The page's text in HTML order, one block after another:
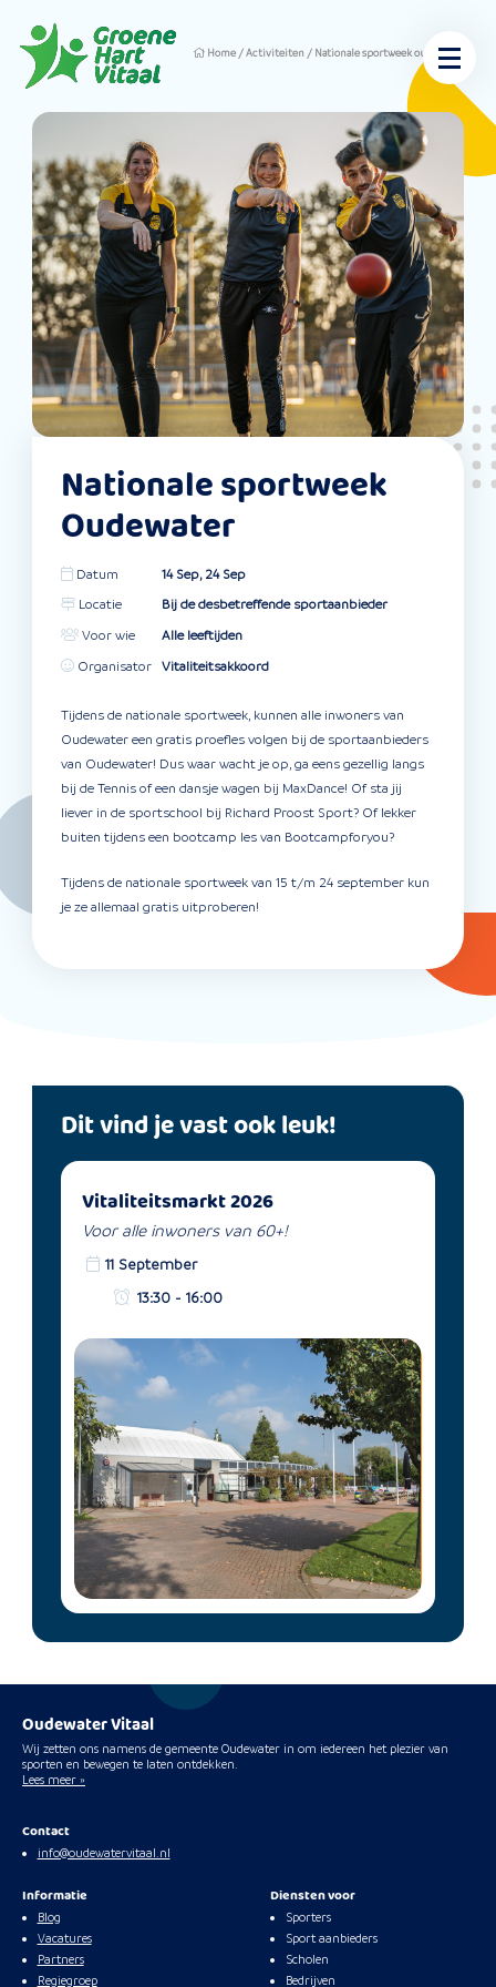
Home /Activiteiten / Nationale sportweek oudewater
Nationale sportweek
Oudewater
Datum
14 Sep, 24 Sep
Locatie
Bij de desbetreffende sportaanbieder
Voor wie
Alle leeftijden
Organisator
Vitaliteitsakkoord
Tijdens de nationale sportweek, kunnen alle inwoners van
Oudewater een gratis proefles volgen bij de sportaanbieders
van Oudewater! Dus waar wacht je op, ga eens gezellig langs
bij de Tennis of een dansje wagen bij MaxDance! Of sta jij
liever in de sportschool bij Richard Proost Sport? Of lekker
buiten tijdens een bootcamp les van Bootcampforyou?
Tijdens de nationale sportweek van 15 t/m 24 september kun
je ze allemaal gratis uitproberen!
Dit vind je vast ook leuk!
Vitaliteitsmarkt 2026
Voor alle inwoners van 60+!
11 September
13:30 - 16:00
Oudewater Vitaal
Wij zetten ons namens de gemeente Oudewater in om iedereen het plezier van
sporten en bewegen te laten ontdekken.
Lees meer »
Contact
info@oudewatervitaal.nl
Informatie
Blog
Vacatures
Partners
Regiegroep
Diensten voor
Sporters
Sport aanbieders
Scholen
Bedrijven